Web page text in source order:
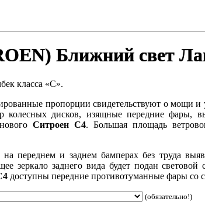
Ближний свет
класса «C».
пропорции свидетельствуют о мощи
колесных дисков, изящные передние фары,
Ситроен С4. Большая площадь
переднем и заднем бамперах без труда
зеркало заднего вида будет подан
доступны передние противотуманные фары со
(обязательно!)